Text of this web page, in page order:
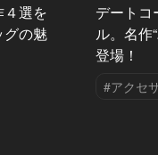
選を
グの魅
デートコ
ル。名作
登場！
#アクセ